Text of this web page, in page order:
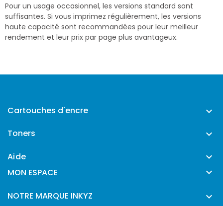
Pour un usage occasionnel, les versions standard sont
suffisantes. Si vous imprimez régulièrement, les versions
haute capacité sont recommandées pour leur meilleur
rendement et leur prix par page plus avantageux.
Cartouches d'encre 
Toners 
Aide 
MON ESPACE 
NOTRE MARQUE INKYZ 